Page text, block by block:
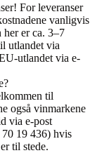
For leveranser
vanligvis
her er ca. 3–7
utlandet via
utlandet via e-
til
også vinmarkene
via e-post
70 19 436) hvis
til stede.